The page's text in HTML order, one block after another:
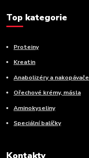
Top kategorie
Proteiny
Kreatin
Anabolizéry a nakopávače
Ořechové krémy, másla
Aminokyseliny
Speciální balíčky
Kontakty